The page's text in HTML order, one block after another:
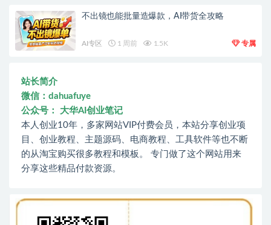
不出镜也能批量造爆款，AI带货全攻略
AI专区 1 周前 1.5K 专属
站长简介
微信：dahuafuye
公众号： 大华AI创业笔记
本人创业10年，多家网站VIP付费会员，本站分享创业项
目、创业教程、主题源码、电商教程、工具软件等也不断
的从淘宝购买很多教程和模板。 专门做了这个网站用来
分享这些精品付款资源。